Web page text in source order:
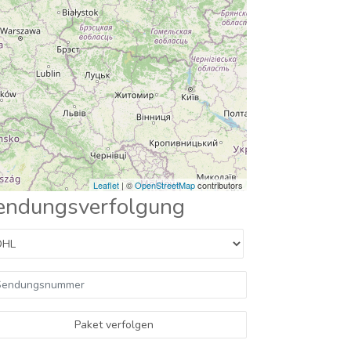
Leaflet | ©OpenStreetMapcontributors
Paket verfolgen